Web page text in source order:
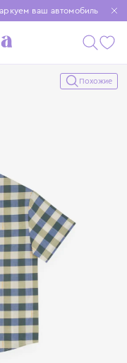
ваш автомобиль
от 15 000 ₽
были еще удобнее
Похожие